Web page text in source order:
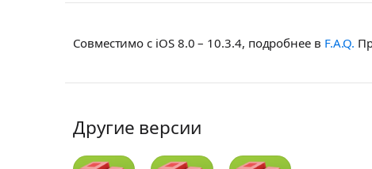
Совместимо с iOS 8.0 – 10.3.4, подробнее в F.A.Q.
Другие версии